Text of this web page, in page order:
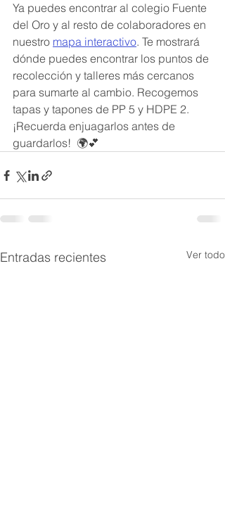
Ya puedes encontrar al colegio Fuente
del Oro y al resto de colaboradores en
nuestro mapa interactivo. Te mostrará
dónde puedes encontrar los puntos de
recolección y talleres más cercanos
para sumarte al cambio. Recogemos
tapas y tapones de PP 5 y HDPE 2.
¡Recuerda enjuagarlos antes de
guardarlos!  🌍💕
Entradas recientes Ver todo